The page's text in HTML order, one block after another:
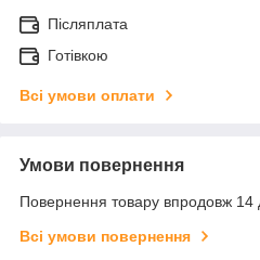
Післяплата
Готівкою
Всі умови оплати
Умови повернення
Повернення товару впродовж 14
Всі умови повернення